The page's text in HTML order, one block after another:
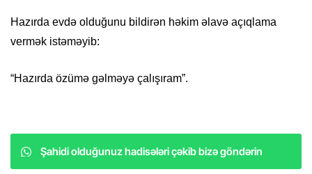
Hazırda evdə olduğunu bildirən həkim əlavə açıqlama
vermək istəməyib:
“Hazırda özümə gəlməyə çalışıram”.
Şahidi olduğunuz hadisələri çəkib bizə göndərin